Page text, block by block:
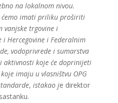
na lokalnom nivou.
ćemo imati priliku proširiti
vanjske trgovine i
i Hercegovine i Federalnim
vodoprivrede i sumarstva
koje će doprinijeti
imaju u vlasništvu OPG
, istakao je direktor